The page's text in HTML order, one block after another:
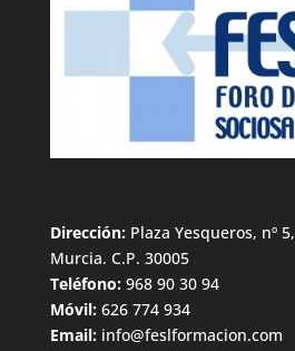
Dirección: Plaza Yesqueros, nº 5,
Murcia. C.P. 30005
Teléfono: 968 90 30 94
Móvil: 626 774 934
Email: info@feslformacion.com